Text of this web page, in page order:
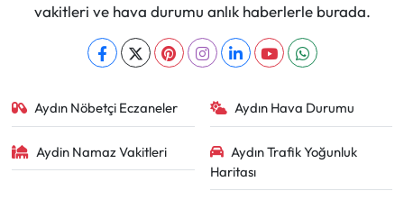
vakitleri ve hava durumu anlık haberlerle burada.
Aydın Nöbetçi Eczaneler Aydın Hava Durumu
Aydin Namaz Vakitleri
Aydın Trafik Yoğunluk
Haritası